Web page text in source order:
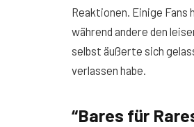
Reaktionen. Einige Fans
während andere den
selbst äußerte sich
verlassen habe.
“Bares für